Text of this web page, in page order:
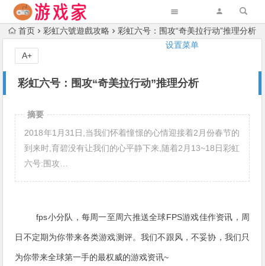
设置菜单
首页 彩虹六號遊戲攻略 彩虹六号：围攻“奇美拉行动”推理分析
彩虹六号：围攻“奇美拉行动”推理分析
A+
摘要
2018年1月31日,当我们怀着憧憬的心情迎接着2月份春节的
到来时,育碧没有让我们的心平静下来,随着2月13~18日彩虹
六号:围攻…
fps小分队，每周一至周六推送全球FPS游戏佳作资讯，周
日不定期为你带来各类游戏测评。我们不跟风，不妥协，我们只
为你带来全球第一手的最权威的游戏资讯~